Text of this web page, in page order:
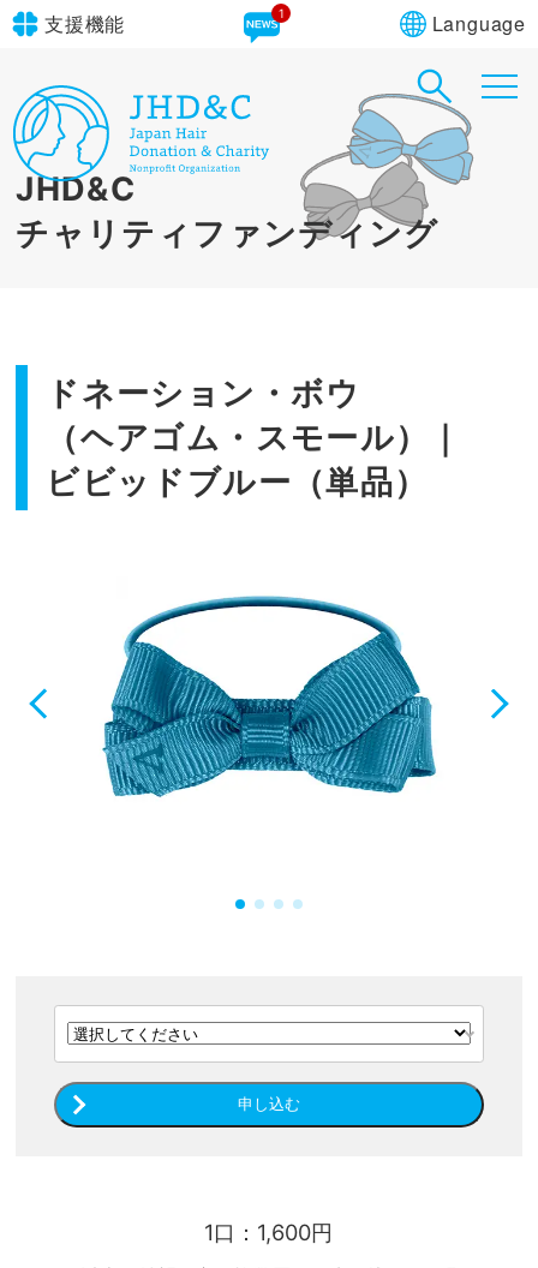
支援機能
文字サイズ 標準
背景色 黄 黒
やさしいにほんご
1 Language
in simple English
English Guide
JHD&C
チャリティファンディング
ドネーション・ボウ
（ヘアゴム・スモール）｜
ビビッドブルー（単品）
申し込む
1口：1,600円